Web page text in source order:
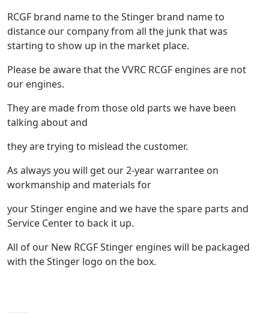
RCGF brand name to the Stinger brand name to
distance our company from all the junk that was
starting to show up in the market place.
Please be aware that the VVRC RCGF engines are not
our engines.
They are made from those old parts we have been
talking about and
they are trying to mislead the customer.
As always you will get our 2-year warrantee on
workmanship and materials for
your Stinger engine and we have the spare parts and
Service Center to back it up.
All of our New RCGF Stinger engines will be packaged
with the Stinger logo on the box.